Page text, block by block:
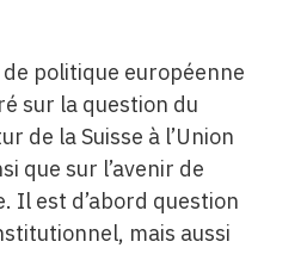
politique européenne
sur la question du
de la Suisse à l’Union
que sur l’avenir de
Il est d’abord question
mais aussi